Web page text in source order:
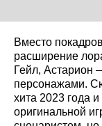
Вместо
расширение
Гейл, Астарион
персонажами.
хита 2023 года
оригинальной